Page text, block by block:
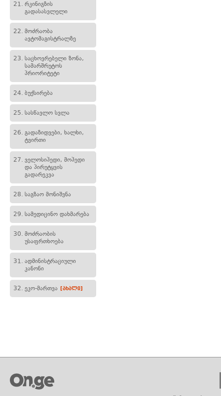
21. რკინიგზის
გადასასვლელი
22. მოძრაობა
ავტომაგისტრალზე
23. საცხოვრებელი ზონა,
სამარშრუტოს
პრიორიტეტი
24. ბუქსირება
25. სასწავლო სვლა
26. გადაზიდვები, ხალხი,
ტვირთი
27. ველოსიპედი, მოპედი
და პირუტყვის
გადარეკვა
28. საგზაო მონიშვნა
29. სამედიცინო დახმარება
30. მოძრაობის
უსაფრთხოება
31. ადმინისტრაციული
კანონი
32. ეკო-მართვა [ახალი]